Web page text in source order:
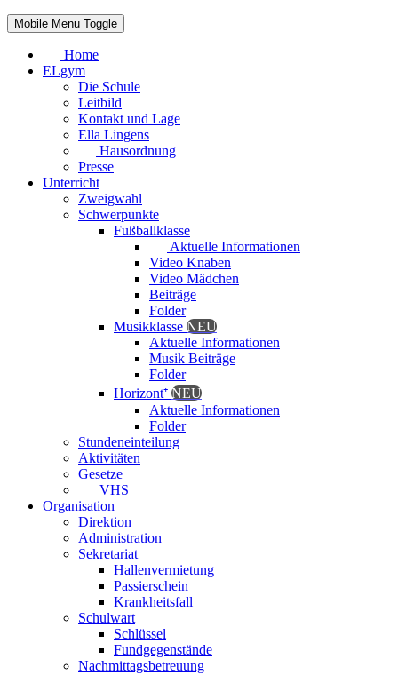
Mobile Menu Toggle
Home
ELgym
Die Schule
Leitbild
Kontakt und Lage
Ella Lingens
Hausordnung
Presse
Unterricht
Zweigwahl
Schwerpunkte
Fußballklasse
Aktuelle Informationen
Video Knaben
Video Mädchen
Beiträge
Folder
Musikklasse NEU
Aktuelle Informationen
Musik Beiträge
Folder
Horizont⁺ NEU
Aktuelle Informationen
Folder
Stundeneinteilung
Aktivitäten
Gesetze
VHS
Organisation
Direktion
Administration
Sekretariat
Hallenvermietung
Passierschein
Krankheitsfall
Schulwart
Schlüssel
Fundgegenstände
Nachmittagsbetreuung